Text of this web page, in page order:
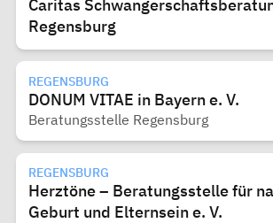
Caritas
Regensburg
REGENSBURG
DONUM VITAE in Bayern e. V.
Beratungsstelle Regensburg
REGENSBURG
Herztöne – Beratungsstelle für
Geburt und Elternsein e. V.